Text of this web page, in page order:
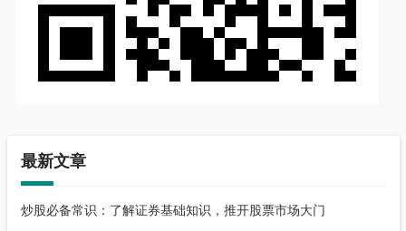
最新文章
炒股必备常识：了解证券基础知识，推开股票市场大门